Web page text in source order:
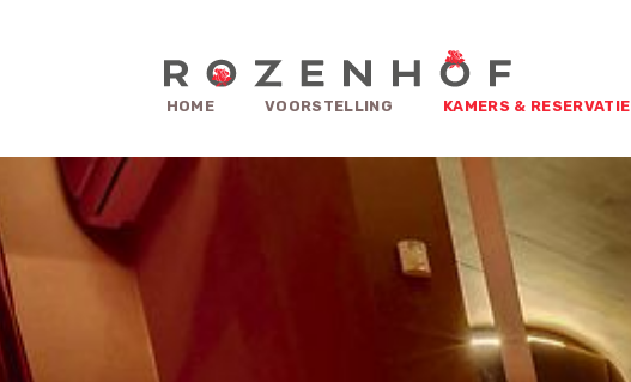
HOME VOORSTELLING KAMERS & RESERVATIE